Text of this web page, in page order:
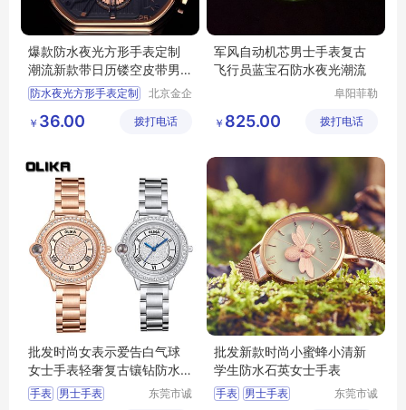
爆款防水夜光方形手表定制
潮流新款带日历镂空皮带男
士手表
防水夜光方形手表定制
手表定制
北京金企
有限公司
￥ 36.00 拨打电话
军风自动机芯男士手表复古
飞行员蓝宝石防水夜光潮流
阜阳菲勒
公司
￥ 825.00 拨打电话
批发时尚女表示爱告白气球
女士手表轻奢复古镶钻防水
钢带石英腕表
手表 男士手表
东莞市诚
批发新款时尚小蜜蜂小清新
学生防水石英女士手表
手表 男士手表
东莞市诚